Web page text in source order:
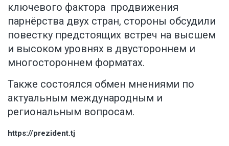
ключевого фактора продвижения
парнёрства двух стран, стороны обсудили
повестку предстоящих встреч на высшем
и высоком уровнях в двустороннем и
многостороннем форматах.
Также состоялся обмен мнениями по
актуальным международным и
региональным вопросам.
https://prezident.tj